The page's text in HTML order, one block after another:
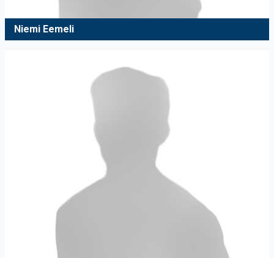
Niemi Eemeli